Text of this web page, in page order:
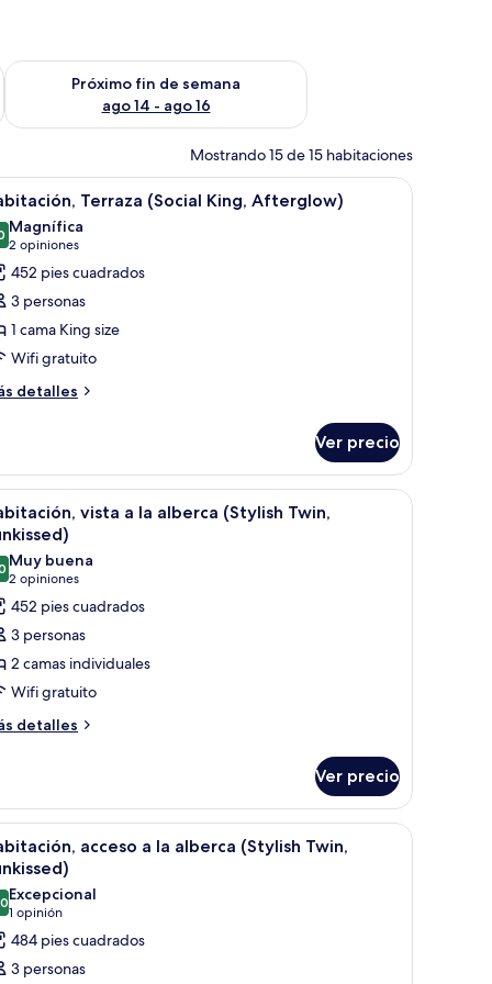
semana ago 7 - ago 9
Próximo fin de semana
ago 14 - ago 16
Consulta la disponibilidad para el próximo fin de semana ago
Mostrando 15 de 15 habitaciones
cama grande, un sofá, una mesita y una silla.Una habitación de hotel con una cama
6 Terraza (Social King, Afterglow)
de 10
Magnífica
2 opiniones
(2
opiniones)
452 pies cuadrados
3 personas
1 cama King size
Wifi gratuito
detalles
Ver precio
cama grande, un sofá, una mesita y una silla.Habitación de hotel con dos camas, un
7
vista a la alberca (Stylish Twin,
de 10
Muy buena
2 opiniones
(2
opiniones)
452 pies cuadrados
3 personas
2 camas individuales
Wifi gratuito
detalles
Ver precio
grande, un sofá, una mesita y vistas a una piscina.
Habitación de hotel con dos camas,
11
acceso a la alberca (Stylish Twin,
de 10
Excepcional
1 opinión
(1
opinión)
484 pies cuadrados
3 personas